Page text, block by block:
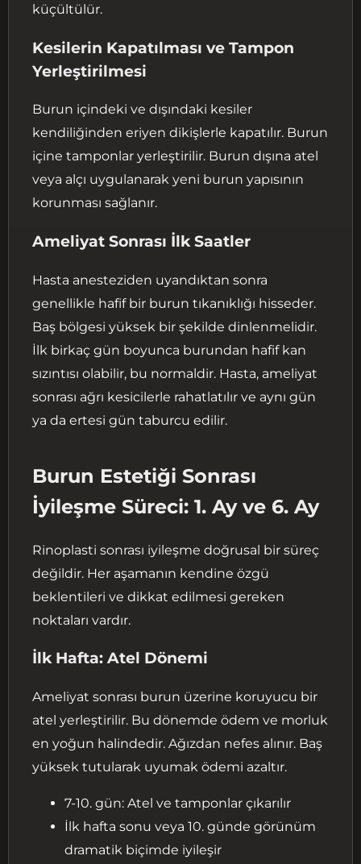
küçültülür.
Kesilerin Kapatılması ve Tampon
Yerleştirilmesi
Burun içindeki ve dışındaki kesiler
kendiliğinden eriyen dikişlerle kapatılır. Burun
içine tamponlar yerleştirilir. Burun dışına atel
veya alçı uygulanarak yeni burun yapısının
korunması sağlanır.
Ameliyat Sonrası İlk Saatler
Hasta anesteziden uyandıktan sonra
genellikle hafif bir burun tıkanıklığı hisseder.
Baş bölgesi yüksek bir şekilde dinlenmelidir.
İlk birkaç gün boyunca burundan hafif kan
sızıntısı olabilir, bu normaldir. Hasta, ameliyat
sonrası ağrı kesicilerle rahatlatılır ve aynı gün
ya da ertesi gün taburcu edilir.
Burun Estetiği Sonrası
İyileşme Süreci: 1. Ay ve 6. Ay
Rinoplasti sonrası iyileşme doğrusal bir süreç
değildir. Her aşamanın kendine özgü
beklentileri ve dikkat edilmesi gereken
noktaları vardır.
İlk Hafta: Atel Dönemi
Ameliyat sonrası burun üzerine koruyucu bir
atel yerleştirilir. Bu dönemde ödem ve morluk
en yoğun halindedir. Ağızdan nefes alınır. Baş
yüksek tutularak uyumak ödemi azaltır.
7-10. gün: Atel ve tamponlar çıkarılır
İlk hafta sonu veya 10. günde görünüm
dramatik biçimde iyileşir